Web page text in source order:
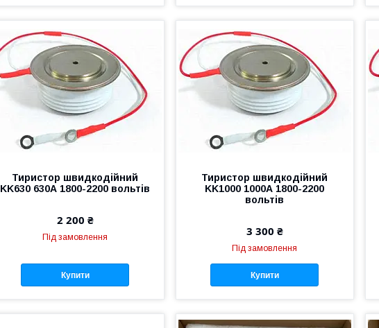
Тиристор швидкодійний
KK630 630А 1800-2200 вольтів
2 200 ₴
Під замовлення
Купити
Тиристор швидкодійний
KK1000 1000А 1800-2200
вольтів
3 300 ₴
Під замовлення
Купити